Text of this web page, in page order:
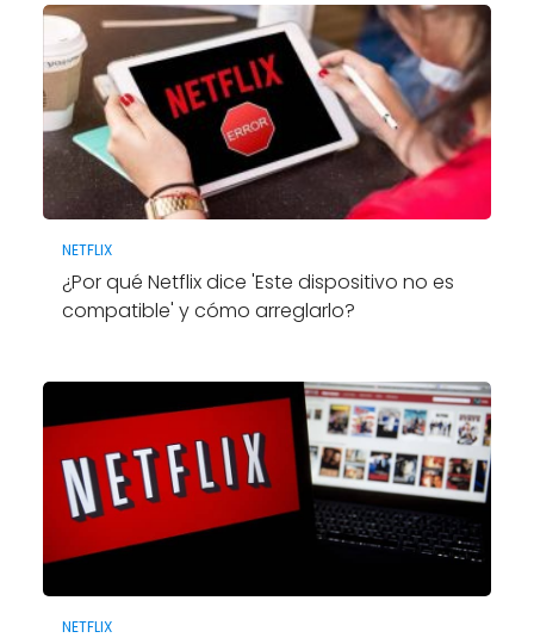
NETFLIX
¿Por qué Netflix dice 'Este dispositivo no es
compatible' y cómo arreglarlo?
NETFLIX